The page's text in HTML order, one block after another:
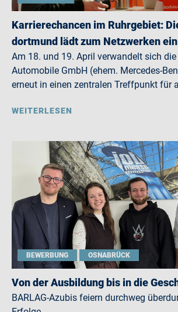
Karrierechancen im Ruhrgebiet:
dortmund lädt zum Netzwerken ein
Am 18. und 19. April verwandelt sich
Automobile GmbH (ehem. Mercedes-
erneut in einen zentralen Treffpunkt für
WEITERLESEN
BEWERBUNG OSNABRÜCK
Von der Ausbildung bis in die
BARLAG-Azubis feiern durchweg